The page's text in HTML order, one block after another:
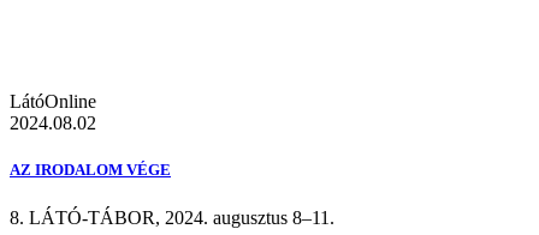
LátóOnline
2024.08.02
AZ IRODALOM VÉGE
8. LÁTÓ-TÁBOR, 2024. augusztus 8–11.